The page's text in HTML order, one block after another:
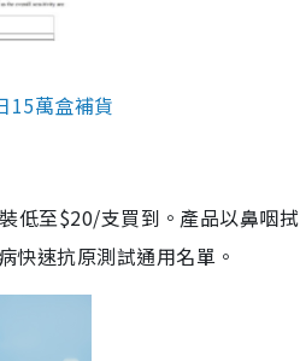
15萬盒補貨
低至$20/支買到。產品以鼻咽
快速抗原測試通用名單。